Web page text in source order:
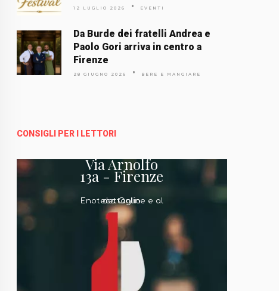
12 LUGLIO 2026 EVENTI
Da Burde dei fratelli Andrea e
Paolo Gori arriva in centro a
Firenze
28 GIUGNO 2026 BERE E MANGIARE
CONSIGLI PER I LETTORI
Via Arnolfo
13a - Firenze
Enoteca Online e al dettaglio